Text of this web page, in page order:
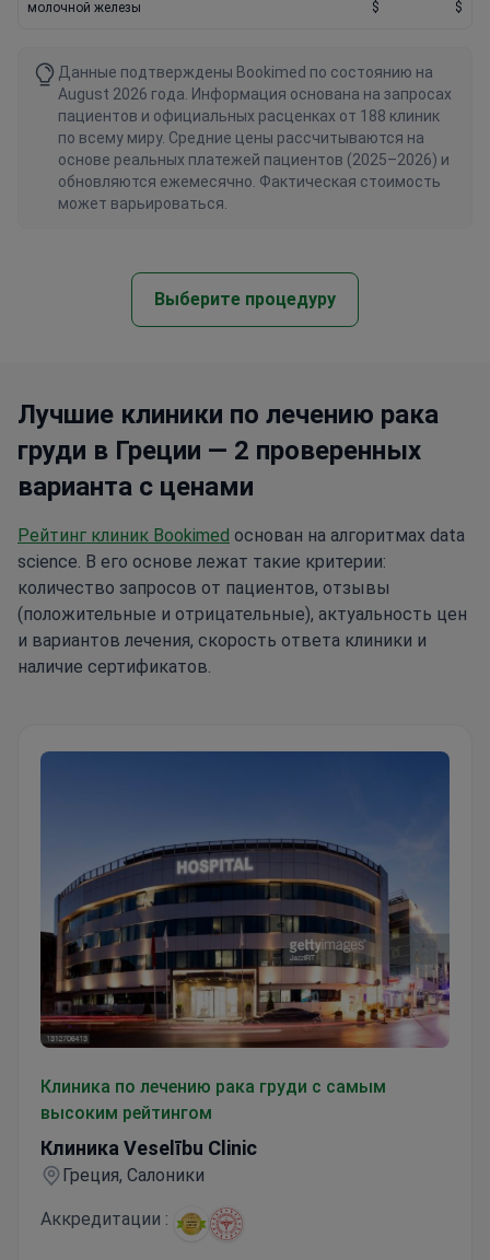
молочной железы $ $
Данные подтверждены Bookimed по состоянию на
August 2026 года. Информация основана на запросах
пациентов и официальных расценках от 188 клиник
по всему миру. Средние цены рассчитываются на
основе реальных платежей пациентов (2025–2026) и
обновляются ежемесячно. Фактическая стоимость
может варьироваться.
Выберите процедуру
Лучшие клиники по лечению рака
груди в Греции — 2 проверенных
варианта с ценами
Рейтинг клиник Bookimed основан на алгоритмах data
science. В его основе лежат такие критерии:
количество запросов от пациентов, отзывы
(положительные и отрицательные), актуальность цен
и вариантов лечения, скорость ответа клиники и
наличие сертификатов.
Клиника по лечению рака груди с самым
высоким рейтингом
Клиника Veselību Clinic
Греция, Салоники
Аккредитации :